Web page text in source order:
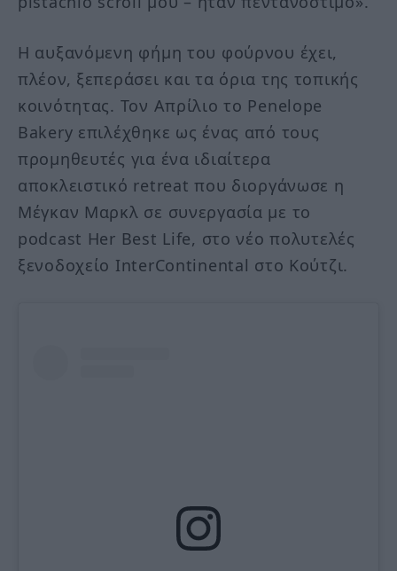
Η αυξανόμενη φήμη του φούρνου έχει,
πλέον, ξεπεράσει και τα όρια της τοπικής
κοινότητας. Τον Απρίλιο το Penelope
Bakery επιλέχθηκε ως ένας από τους
προμηθευτές για ένα ιδιαίτερα
αποκλειστικό retreat που διοργάνωσε η
Μέγκαν Μαρκλ σε συνεργασία με το
podcast Her Best Life, στο νέο πολυτελές
ξενοδοχείο InterContinental στο Κούτζι.